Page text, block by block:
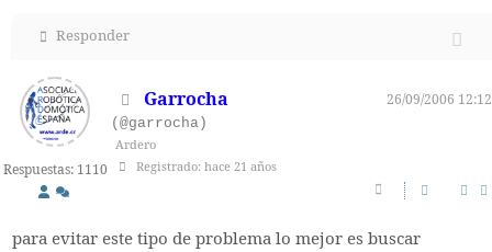
Responder
Respuestas: 1110
Garrocha
26/09/2006 12:12
(@garrocha)
Ardero
Registrado: hace 21 años
para evitar este tipo de problema lo mejor es buscar